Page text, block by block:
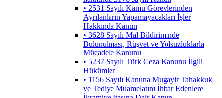
• 2531 Sayılı Kamu Görevlerinden
Ayrılanların Yapamayacakları İşler
Hakkında Kanun
• 3628 Sayılı Mal Bildiriminde
Bulunulması, Rüşvet ve Yolsuzluklarla
Mücadele Kanunu
• 5237 Sayılı Türk Ceza Kanunu İlgili
Hükümler
• 1156 Sayılı Kanuna Mugayir Tahakkuk
ve Tediye Muamelatını İhbar Edenlere